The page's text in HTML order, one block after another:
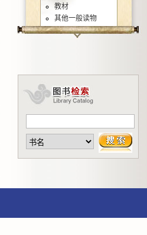
教材
其他一般读物